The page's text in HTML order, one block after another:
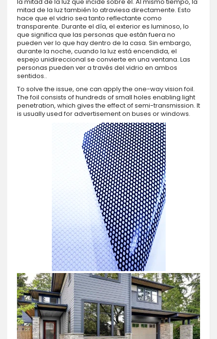
la mitad de la luz que incide sobre él. Al mismo tiempo, la
mitad de la luz también lo atraviesa directamente. Esto
hace que el vidrio sea tanto reflectante como
transparente. Durante el día, el exterior es luminoso, lo
que significa que las personas que están fuera no
pueden ver lo que hay dentro de la casa. Sin embargo,
durante la noche, cuando la luz está encendida, el
espejo unidireccional se convierte en una ventana. Las
personas pueden ver a través del vidrio en ambos
sentidos..
To solve the issue, one can apply the one-way vision foil.
The foil consists of hundreds of small holes enabling light
penetration, which gives the effect of semi-transmission. It
is usually used for advertisement on buses or windows.